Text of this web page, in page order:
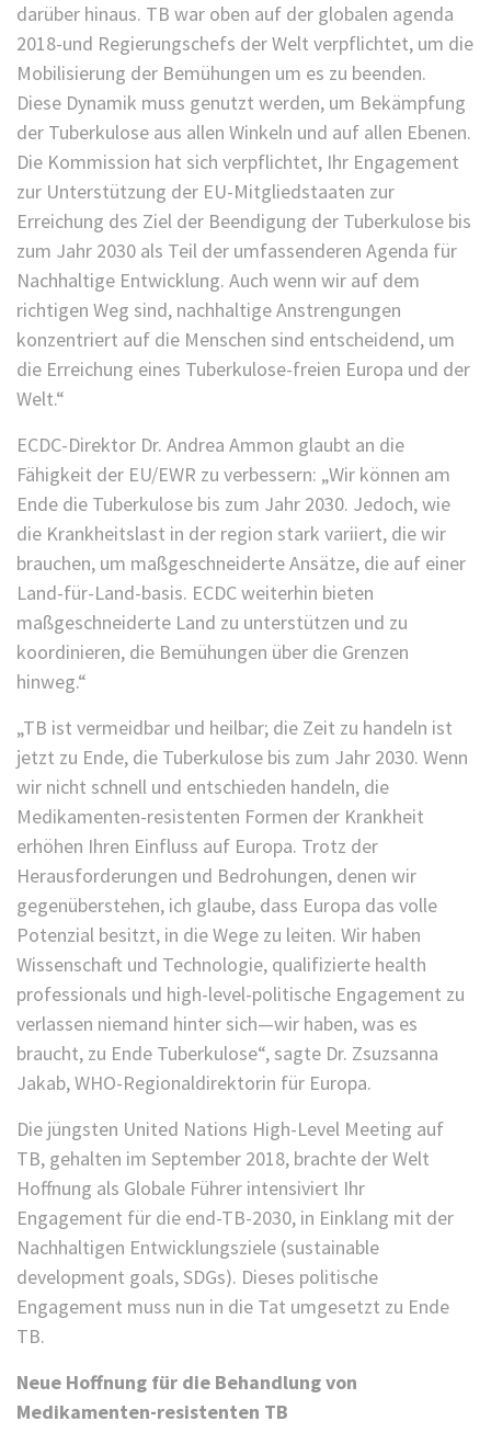
darüber hinaus. TB war oben auf der globalen agenda
2018-und Regierungschefs der Welt verpflichtet, um die
Mobilisierung der Bemühungen um es zu beenden.
Diese Dynamik muss genutzt werden, um Bekämpfung
der Tuberkulose aus allen Winkeln und auf allen Ebenen.
Die Kommission hat sich verpflichtet, Ihr Engagement
zur Unterstützung der EU-Mitgliedstaaten zur
Erreichung des Ziel der Beendigung der Tuberkulose bis
zum Jahr 2030 als Teil der umfassenderen Agenda für
Nachhaltige Entwicklung. Auch wenn wir auf dem
richtigen Weg sind, nachhaltige Anstrengungen
konzentriert auf die Menschen sind entscheidend, um
die Erreichung eines Tuberkulose-freien Europa und der
Welt.“
ECDC-Direktor Dr. Andrea Ammon glaubt an die
Fähigkeit der EU/EWR zu verbessern: „Wir können am
Ende die Tuberkulose bis zum Jahr 2030. Jedoch, wie
die Krankheitslast in der region stark variiert, die wir
brauchen, um maßgeschneiderte Ansätze, die auf einer
Land-für-Land-basis. ECDC weiterhin bieten
maßgeschneiderte Land zu unterstützen und zu
koordinieren, die Bemühungen über die Grenzen
hinweg.“
„TB ist vermeidbar und heilbar; die Zeit zu handeln ist
jetzt zu Ende, die Tuberkulose bis zum Jahr 2030. Wenn
wir nicht schnell und entschieden handeln, die
Medikamenten-resistenten Formen der Krankheit
erhöhen Ihren Einfluss auf Europa. Trotz der
Herausforderungen und Bedrohungen, denen wir
gegenüberstehen, ich glaube, dass Europa das volle
Potenzial besitzt, in die Wege zu leiten. Wir haben
Wissenschaft und Technologie, qualifizierte health
professionals und high-level-politische Engagement zu
verlassen niemand hinter sich—wir haben, was es
braucht, zu Ende Tuberkulose“, sagte Dr. Zsuzsanna
Jakab, WHO-Regionaldirektorin für Europa.
Die jüngsten United Nations High-Level Meeting auf
TB, gehalten im September 2018, brachte der Welt
Hoffnung als Globale Führer intensiviert Ihr
Engagement für die end-TB-2030, in Einklang mit der
Nachhaltigen Entwicklungsziele (sustainable
development goals, SDGs). Dieses politische
Engagement muss nun in die Tat umgesetzt zu Ende
TB.
Neue Hoffnung für die Behandlung von
Medikamenten-resistenten TB